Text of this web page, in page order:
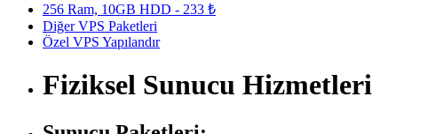
256 Ram, 10GB HDD - 233 ₺
Diğer VPS Paketleri
Özel VPS Yapılandır
Fiziksel Sunucu Hizmetleri